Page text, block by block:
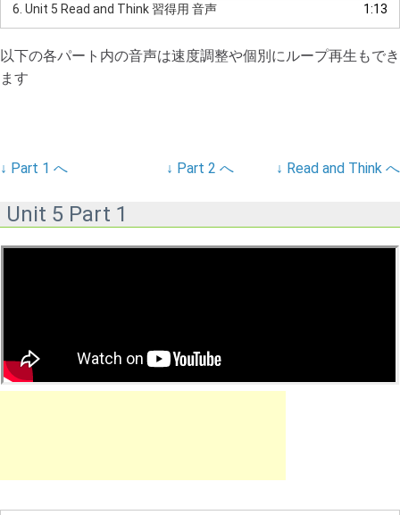
6. Unit 5 Read and Think 習得用 音声 1:13
以下の各パート内の音声は速度調整や個別にループ再生もでき
ます
↓ Part 1 へ ↓ Part 2 へ ↓ Read and Think へ
Unit 5 Part 1